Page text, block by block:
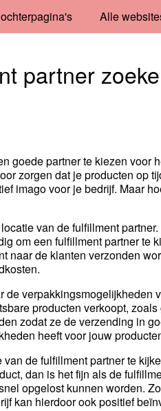
Alle
partner
goede partner te kiezen voor
zorgen dat je producten op
imago voor je bedrijf. Maar
van de fulfillment
om een fulfillment partner te
naar de klanten verzonden
de verpakkingsmogelijkheden
producten verkoopt,
zodat ze de verzending in
heeft voor jouw
de fulfillment partner te
dan is het fijn als de
opgelost kunnen worden.
kan hierdoor ook positief